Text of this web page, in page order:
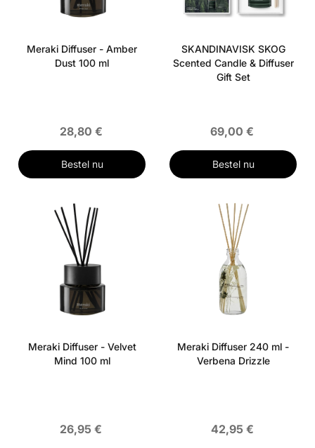
Meraki Diffuser - Amber
Dust 100 ml
28,80 €
Bestel nu
SKANDINAVISK SKOG
Scented Candle & Diffuser
Gift Set
69,00 €
Bestel nu
Meraki Diffuser - Velvet
Mind 100 ml
26,95 €
Meraki Diffuser 240 ml -
Verbena Drizzle
42,95 €